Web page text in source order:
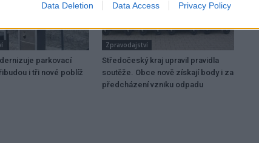
Data Deletion Data Access Privacy Policy
parkovací
i tři nové poblíž
Zpravodajství
Středočeský kraj upravil pravidla
soutěže. Obce nově získají body i za
předcházení vzniku odpadu